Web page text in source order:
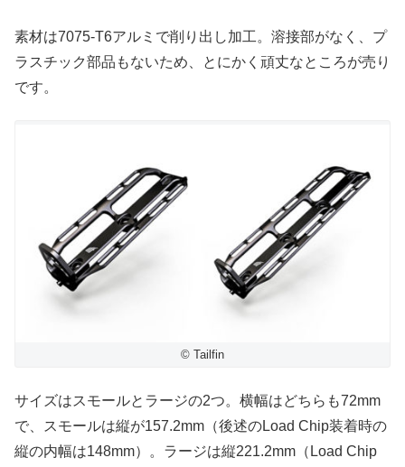
素材は7075-T6アルミで削り出し加工。溶接部がなく、プ
ラスチック部品もないため、とにかく頑丈なところが売り
です。
© Tailfin
サイズはスモールとラージの2つ。横幅はどちらも72mm
で、スモールは縦が157.2mm（後述のLoad Chip装着時の
縦の内幅は148mm）。ラージは縦221.2mm（Load Chip